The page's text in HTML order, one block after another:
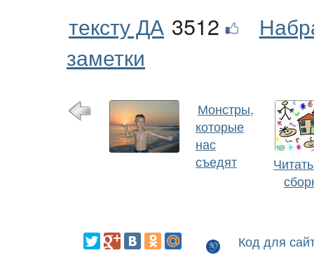
тексту ДА 3512
заметки
Монстры,
которые
нас
съедят
Код для